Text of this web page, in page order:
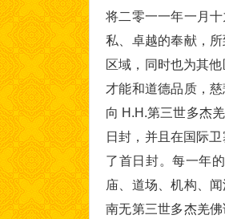
将二零一一年一月
私、卓越的奉献，
区域，同时也为其
才能和道德品质，
向 H.H.第三世多杰
日封，并且在国际
了首日封。每一年
庙、道场、机构、
南无第三世多杰羌